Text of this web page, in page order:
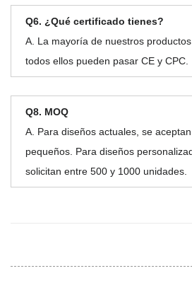
Q6. ¿Qué certificado tienes?
A. La mayoría de nuestros
todos ellos pueden pasar CE y CPC.
Q8. MOQ
A. Para diseños actuales, se
pequeños. Para diseños
solicitan entre 500 y 1000 unidades.